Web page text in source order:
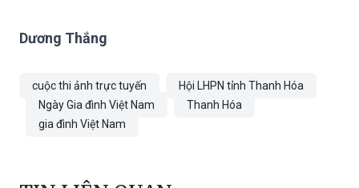
Dương Thắng
cuộc thi ảnh trực tuyến
Hội LHPN tỉnh Thanh Hóa
Ngày Gia đình Việt Nam
Thanh Hóa
gia đình Việt Nam